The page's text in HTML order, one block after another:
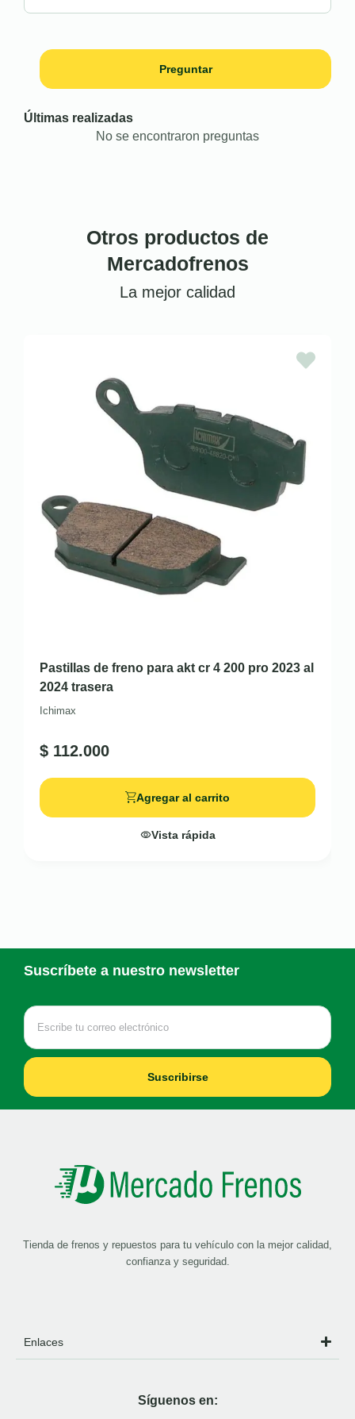
Preguntar
Últimas realizadas
No se encontraron preguntas
Otros productos de
Mercadofrenos
La mejor calidad
Pastillas de freno para akt cr 4 200 pro 2023 al
2024 trasera
Ichimax
$ 112.000
Agregar al carrito
Vista rápida
Suscríbete a nuestro newsletter
Suscribirse
Tienda de frenos y repuestos para tu vehículo con la mejor calidad,
confianza y seguridad.
Enlaces
Síguenos en: